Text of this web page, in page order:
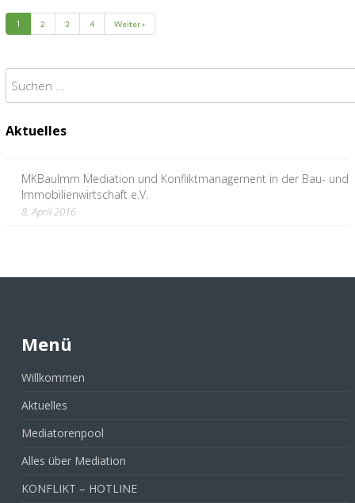
1 2 3 4 Weiter »
nach:
Aktuelles
MKBauImm Mediation und Konfliktmanagement in der Bau- und
Immobilienwirtschaft e.V.
8. April 2016
Menü
Willkommen
Aktuelles
Mediatorenpool
Alles über Mediation
KONFLIKT – HOTLINE